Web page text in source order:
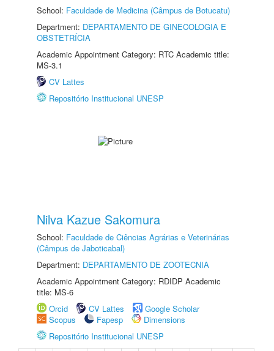
School: Faculdade de Medicina (Câmpus de Botucatu)
Department: DEPARTAMENTO DE GINECOLOGIA E
OBSTETRÍCIA
Academic Appointment Category: RTC Academic title:
MS-3.1
CV Lattes
Repositório Institucional UNESP
Nilva Kazue Sakomura
School: Faculdade de Ciências Agrárias e Veterinárias
(Câmpus de Jaboticabal)
Department: DEPARTAMENTO DE ZOOTECNIA
Academic Appointment Category: RDIDP Academic
title: MS-6
Orcid
CV Lattes
Google Scholar
Scopus
Fapesp
Dimensions
Repositório Institucional UNESP